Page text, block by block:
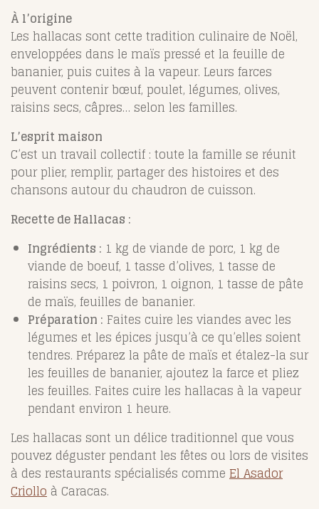
À l’origine
Les hallacas sont cette tradition culinaire de Noël,
enveloppées dans le maïs pressé et la feuille de
bananier, puis cuites à la vapeur. Leurs farces
peuvent contenir bœuf, poulet, légumes, olives,
raisins secs, câpres… selon les familles.
L’esprit maison
C’est un travail collectif : toute la famille se réunit
pour plier, remplir, partager des histoires et des
chansons autour du chaudron de cuisson.
Recette de Hallacas :
Ingrédients : 1 kg de viande de porc, 1 kg de
viande de boeuf, 1 tasse d’olives, 1 tasse de
raisins secs, 1 poivron, 1 oignon, 1 tasse de pâte
de maïs, feuilles de bananier.
Préparation : Faites cuire les viandes avec les
légumes et les épices jusqu’à ce qu’elles soient
tendres. Préparez la pâte de maïs et étalez-la sur
les feuilles de bananier, ajoutez la farce et pliez
les feuilles. Faites cuire les hallacas à la vapeur
pendant environ 1 heure.
Les hallacas sont un délice traditionnel que vous
pouvez déguster pendant les fêtes ou lors de visites
à des restaurants spécialisés comme El Asador
Criollo à Caracas.